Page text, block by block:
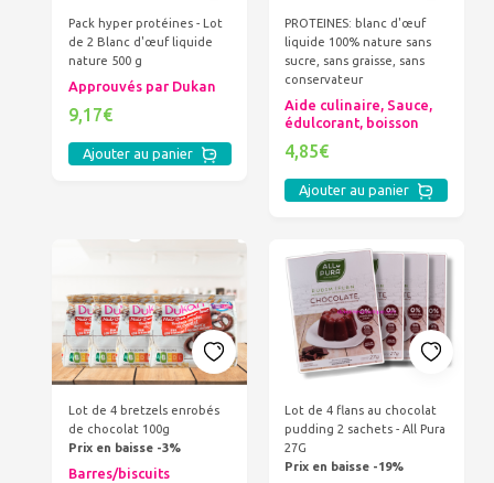
Pack hyper protéines - Lot
de 2 Blanc d'œuf liquide
nature 500 g
Approuvés par Dukan
9,17€
Ajouter au panier
PROTEINES: blanc d'œuf
liquide 100% nature sans
sucre, sans graisse, sans
conservateur
Aide culinaire, Sauce,
édulcorant, boisson
4,85€
Ajouter au panier
Lot de 4 bretzels enrobés
de chocolat 100g
Prix en baisse -3%
Barres/biscuits
Lot de 4 flans au chocolat
pudding 2 sachets - All Pura
27G
Prix en baisse -19%